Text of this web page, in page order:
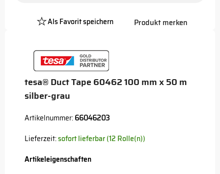
tesa® Duct Tape 60462 100 mm x 50 m
silber-grau
Artikelnummer:66046203
Lieferzeit:sofort lieferbar (12 Rolle(n))
Artikeleigenschaften
Als Favorit speichern
Platzhalter
Produkt merken